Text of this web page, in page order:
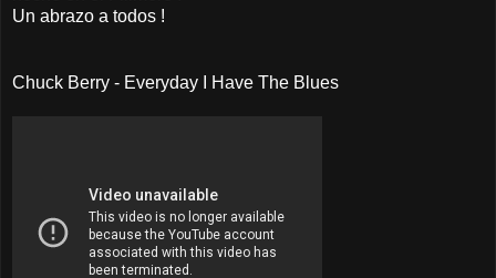
Un abrazo a todos !
Chuck Berry - Everyday I Have The Blues